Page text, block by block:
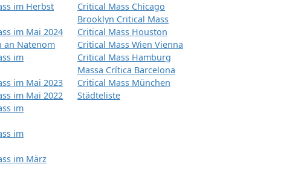
im Herbst
im Mai 2024
an Natenom
im
im Mai 2023
im Mai 2022
im
im
im März
Critical Mass Chicago
Brooklyn Critical Mass
Critical Mass Houston
Critical Mass Wien Vienna
Critical Mass Hamburg
Massa Crítica Barcelona
Critical Mass München
Städteliste